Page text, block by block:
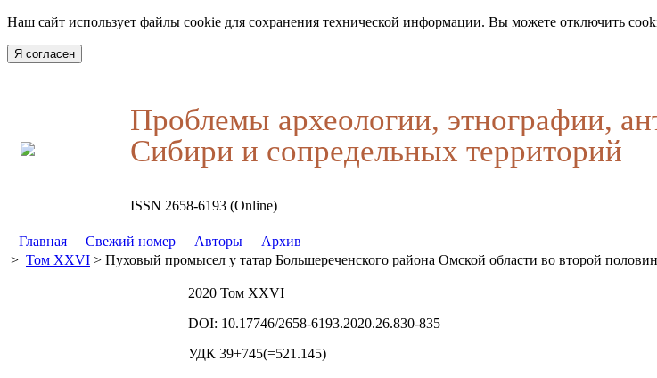
Наш сайт использует файлы cookie для сохранения технической информации. Вы можете отключить
Я согласен
Проблемы археологии, этнографии,
Сибири и сопредельных территорий
ISSN 2658-6193 (Online)
Главная Свежий номер Авторы
Архив
> Том XXVI > Пуховый промысел у татар Большереченского района Омской области во второй
2020 Том XXVI
DOI: 10.17746/2658-6193.2020.26.830-835
УДК 39+745(=521.145)